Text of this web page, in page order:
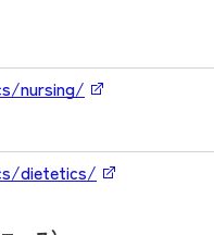
nursing/
dietetics/